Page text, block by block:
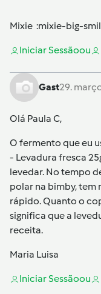
Mixie :mixie-big-
Iniciar Sessãoou
Gast29.
Olá Paula C,
O fermento que eu
- Levadura fresca
levedar. No tempo
polar na bimby, tem
rápido. Quanto o
significa que a
receita.
Maria Luisa
Iniciar Sessãoou